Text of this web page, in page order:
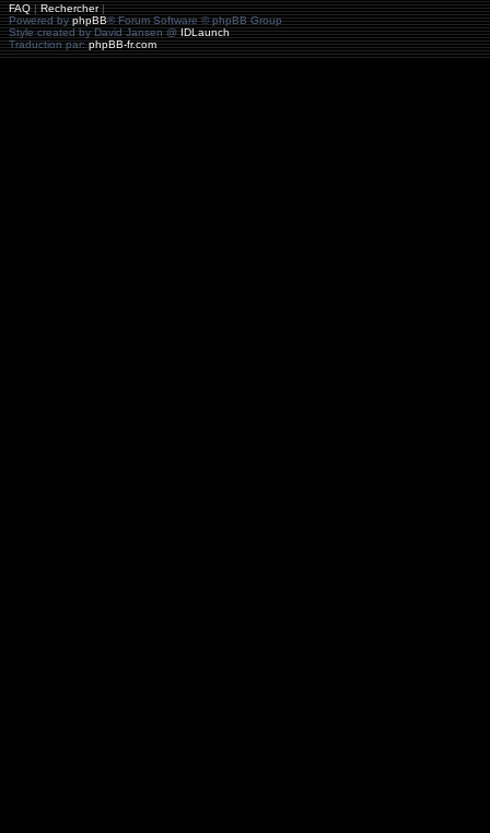
FAQ|Rechercher|
Powered byphpBB® Forum Software © phpBB Group
Style created by David Jansen @IDLaunch
Traduction par:phpBB-fr.com